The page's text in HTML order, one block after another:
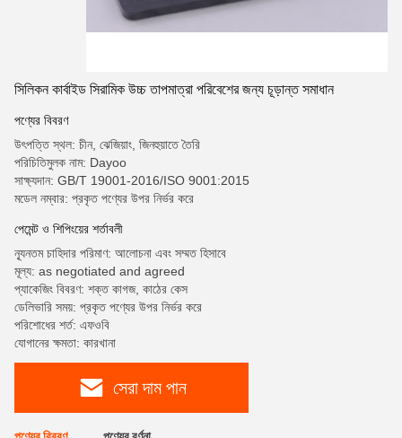
সিলিকন কার্বাইড সিরামিক উচ্চ তাপমাত্রা পরিবেশের জন্য চূড়ান্ত সমাধান
পণ্যের বিবরণ
উৎপত্তি স্থল: চীন, ঝেজিয়াং, জিনহুয়াতে তৈরি
পরিচিতিমুলক নাম: Dayoo
সাক্ষ্যদান: GB/T 19001-2016/ISO 9001:2015
মডেল নম্বার: প্রকৃত পণ্যের উপর নির্ভর করে
পেমেন্ট ও শিপিংয়ের শর্তাবলী
ন্যূনতম চাহিদার পরিমাণ: আলোচনা এবং সম্মত হিসাবে
মূল্য: as negotiated and agreed
প্যাকেজিং বিবরণ: শক্ত কাগজ, কাঠের কেস
ডেলিভারি সময়: প্রকৃত পণ্যের উপর নির্ভর করে
পরিশোধের শর্ত: এফওবি
যোগানের ক্ষমতা: কারখানা
সেরা দাম পান